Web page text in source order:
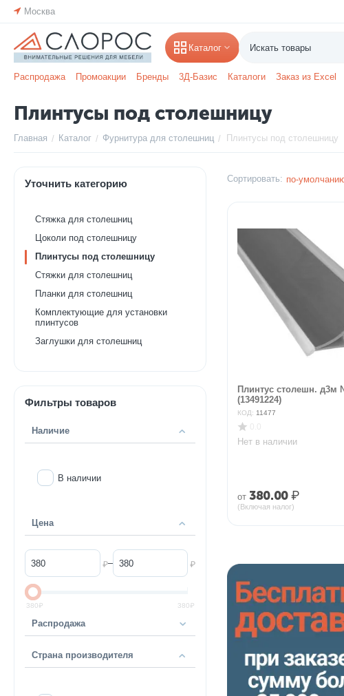
Москва
Каталог
Распродажа Промоакции Бренды 3Д-Базис Каталоги Заказ из Excel
Плинтусы под столешницу
Главная / Каталог / Фурнитура для столешниц / Плинтусы под столешницу
Сортировать: по-
Плинтус столешн. д3м
(13491224)
КОД: 11477
Нет в наличии
от 380.00₽
(Включая налог)
Уточнить категорию
Стяжка для столешниц
Цоколи под столешницу
Плинтусы под столешницу
Стяжки для столешниц
Планки для столешниц
Комплектующие для установки
плинтусов
Заглушки для столешниц
Фильтры товаров
Наличие
В наличии
Цена
₽– ₽
380₽ 380₽
Распродажа
Страна производителя